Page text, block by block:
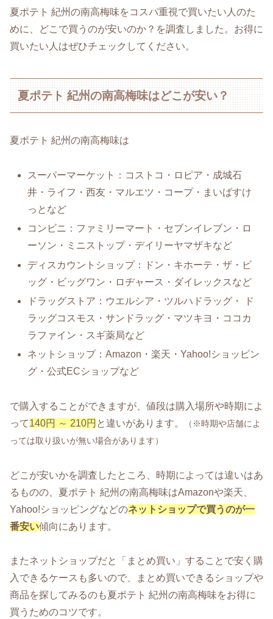
夏ポテト 紀州の南高梅味をコスパ重視で買いたい人のた
めに、どこで買うのが安いのか？を調査しました。お得に
買いたい人はぜひチェックしてください。
夏ポテト 紀州の南高梅味はどこが安い？
夏ポテト 紀州の南高梅味は
スーパーマーケット：コストコ・ロピア・成城石
井・ライフ・西友・マルエツ・コープ・まいばすけ
っとなど
コンビニ：ファミリーマート・セブンイレブン・ロ
ーソン・ミニストップ・デイリーヤマザキなど
ディスカウントショップ：ドン・キホーテ・ザ・ビ
ッグ・ビッグワン・ロヂャース・ダイレックスなど
ドラッグストア：ウエルシア・ツルハドラッグ・ ド
ラッグコスモス・サンドラッグ・マツキヨ・ココカ
ラファイン・スギ薬局など
ネットショップ：Amazon・楽天・Yahoo!ショッピン
グ・公式ECショップなど
で購入することができますが、値段は購入場所や時期によ
って140円 ～ 210円 と違いがあります。
（※時期や店舗によ
っては取り扱いが無い場合があります）
どこが安いかを調査したところ、時期によっては違いはあ
るものの、夏ポテト 紀州の南高梅味はAmazonや楽天、
Yahoo!ショッピングなどのネットショップで買うのが一
番安い傾向にあります。
またネットショップだと「まとめ買い」することで安く購
入できるケースも多いので、まとめ買いできるショップや
商品を探してみるのも夏ポテト 紀州の南高梅味をお得に
買うためのコツです。